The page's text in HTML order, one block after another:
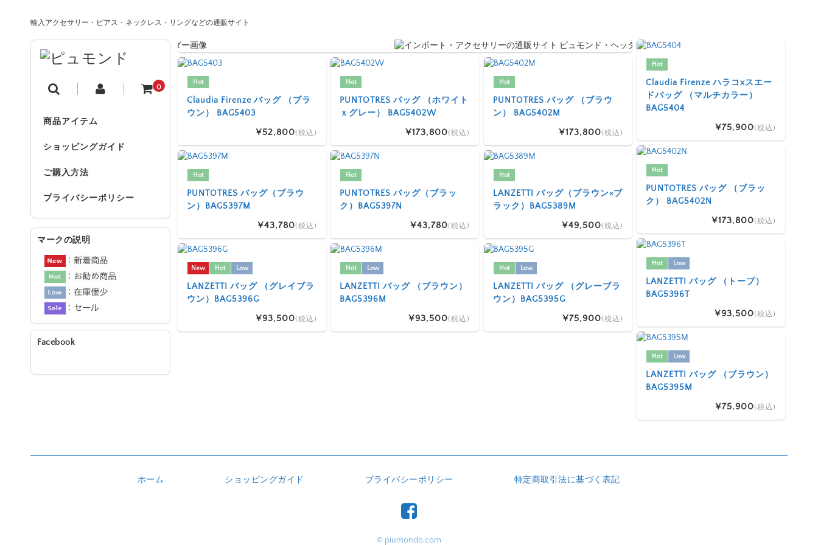
輸入アクセサリー・ピアス・ネックレス・リングなどの通販サイト
0
商品アイテム
ショッピングガイド
ご購入方法
プライバシーポリシー
Hot
Claudia Firenze ハラコxスエー
ドバッグ （マルチカラー）
BAG5404
¥75,900(税込)
Hot
Claudia Firenze バッグ （ブラ
ウン） BAG5403
¥52,800(税込)
Hot
PUNTOTRES バッグ （ホワイト
ｘグレー） BAG5402W
¥173,800(税込)
Hot
PUNTOTRES バッグ （ブラウ
ン） BAG5402M
¥173,800(税込)
Hot
PUNTOTRES バッグ （ブラッ
ク） BAG5402N
¥173,800(税込)
Hot
PUNTOTRES バッグ（ブラウ
ン）BAG5397M
¥43,780(税込)
Hot
PUNTOTRES バッグ（ブラッ
ク）BAG5397N
¥43,780(税込)
Hot
LANZETTI バッグ（ブラウン×ブ
ラック）BAG5389M
¥49,500(税込)
Hot Low
LANZETTI バッグ （トープ）
BAG5396T
¥93,500(税込)
New Hot Low
LANZETTI バッグ （グレイブラ
ウン）BAG5396G
¥93,500(税込)
Hot Low
LANZETTI バッグ （ブラウン）
BAG5396M
¥93,500(税込)
Hot Low
LANZETTI バッグ （グレーブラ
ウン）BAG5395G
¥75,900(税込)
Hot Low
LANZETTI バッグ （ブラウン）
BAG5395M
¥75,900(税込)
マークの説明
Facebook
ホーム ショッピングガイド プライバシーポリシー 特定商取引法に基づく表記
© piumondo.com